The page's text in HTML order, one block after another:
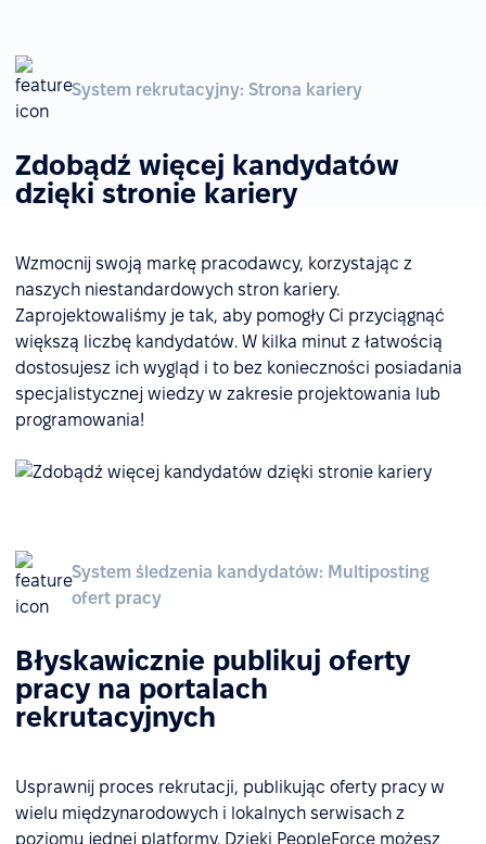
System rekrutacyjny: Strona kariery
Zdobądź więcej kandydatów
dzięki stronie kariery
Wzmocnij swoją markę pracodawcy, korzystając z
naszych niestandardowych stron kariery.
Zaprojektowaliśmy je tak, aby pomogły Ci przyciągnąć
większą liczbę kandydatów. W kilka minut z łatwością
dostosujesz ich wygląd i to bez konieczności posiadania
specjalistycznej wiedzy w zakresie projektowania lub
programowania!
System śledzenia kandydatów: Multiposting
ofert pracy
Błyskawicznie publikuj oferty
pracy na portalach
rekrutacyjnych
Usprawnij proces rekrutacji, publikując oferty pracy w
wielu międzynarodowych i lokalnych serwisach z
poziomu jednej platformy. Dzięki PeopleForce możesz